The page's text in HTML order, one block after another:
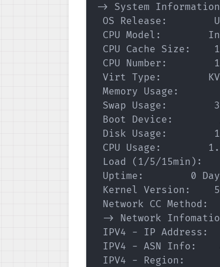
-> System Information
OS Release:
CPU Model:
CPU Cache Size:
CPU Number:        1
Virt Type:
Memory Usage:
Swap Usage:
Boot Device:        /
Disk Usage:
CPU Usage:
Load (1/5/15min):
Uptime:        0
Kernel Version:
Network CC
-> Network
IPV4 - IP Address:
IPV4 - ASN Info:
IPV4 - Region: